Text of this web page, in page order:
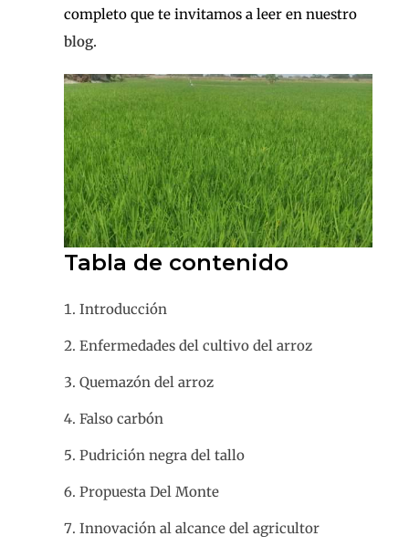
completo que te invitamos a leer en nuestro
blog.
Tabla de contenido
Introducción
Enfermedades del cultivo del arroz
Quemazón del arroz
Falso carbón
Pudrición negra del tallo
Propuesta Del Monte
Innovación al alcance del agricultor